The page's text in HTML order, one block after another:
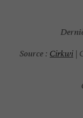
Source : Cirkwi |